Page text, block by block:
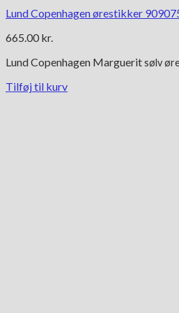
Lund Copenhagen ørestikker
665.00 kr.
Lund Copenhagen Margueritsølv
Tilføj til kurv